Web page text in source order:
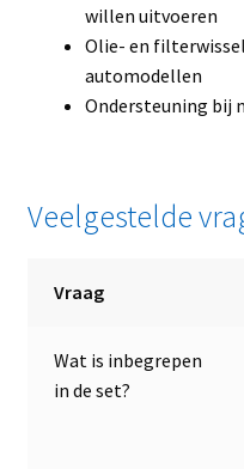
willen uitvoeren
Olie- en
automodellen
Ondersteuning bij
Veelgestelde
Vraag
Wat is inbegrepen
in de set?